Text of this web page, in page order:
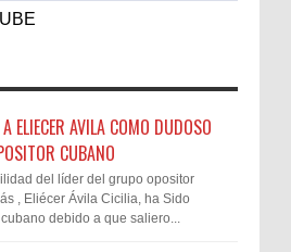
ELIECER AVILA COMO DUDOSO
CUBANO
del líder del grupo opositor
, Eliécer Ávila Cicilia, ha Sido
debido a que saliero...